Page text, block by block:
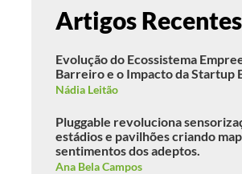
Artigos Recentes
Evolução do Ecossistema
Barreiro e o Impacto da Startup
Nádia Leitão
Pluggable revoluciona
estádios e pavilhões criando
sentimentos dos adeptos.
Ana Bela Campos